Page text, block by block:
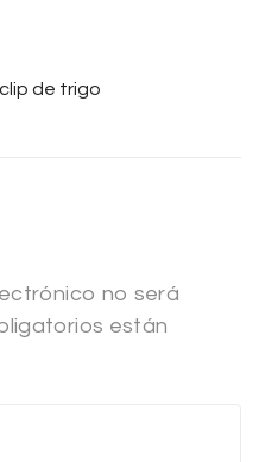
de trigo
no será
están